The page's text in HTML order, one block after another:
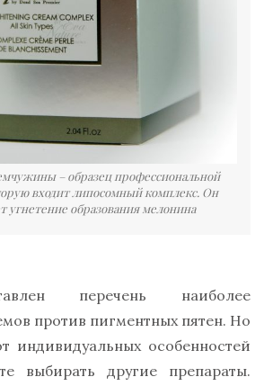
– образец профессиональной
входит липосомный комплекс. Он
угнетение образования мелонина
перечень наиболее
против пигментных пятен. Но
индивидуальных особенностей
выбирать другие препараты.